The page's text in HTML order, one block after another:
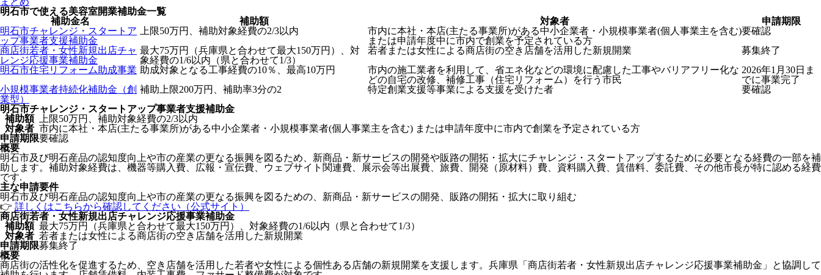
明石市で使える美容室開業補助金一覧
補助金名
補助額 対象者
申請期限
明石市チャレンジ・スタートア
ップ事業者支援補助金
上限50万円、補助対象経費の2/3以内
市内に本社・本店(主たる事業所)がある中小企業者・小規模事業者(個人事業主を含む)
または申請年度中に市内で創業を予定されている方
要確認
商店街若者・女性新規出店チャ
レンジ応援事業補助金
最大75万円（兵庫県と合わせて最大150万円）、対
象経費の1/6以内（県と合わせて1/3）
若者または女性による商店街の空き店舗を活用した新規開業
募集終了
明石市住宅リフォーム助成事業 助成対象となる工事経費の10％、最高10万円
市内の施工業者を利用して、省エネ化などの環境に配慮した工事やバリアフリー化な
どの自宅の改修、補修工事（住宅リフォーム）を行う市民
2026年1月30日ま
でに事業完了
小規模事業者持続化補助金（創
業型）
補助上限200万円、補助率3分の2 特定創業支援等事業による支援を受けた者
要確認
明石市チャレンジ・スタートアップ事業者支援補助金
補助額
上限50万円、補助対象経費の2/3以内
対象者 市内に本社・本店(主たる事業所)がある中小企業者・小規模事業者(個人事業主を含む) または申請年度中に市内で創業を予定されている方
申請期限要確認
概要
明石市及び明石産品の認知度向上や市の産業の更なる振興を図るため、新商品・新サービスの開発や販路の開拓・拡大にチャレンジ・スタートアップするために必要となる経費の一部を補
助します。補助対象経費は、機器等購入費、広報・宣伝費、ウェブサイト関連費、展示会等出展費、旅費、開発（原材料）費、資料購入費、賃借料、委託費、その他市長が特に認める経費
です.
主な申請要件
明石市及び明石産品の認知度向上や市の産業の更なる振興を図るための、新商品・新サービスの開発、販路の開拓・拡大に取り組む
👉 詳しくはこちらから確認してください（公式サイト）
商店街若者・女性新規出店チャレンジ応援事業補助金
補助額 最大75万円（兵庫県と合わせて最大150万円）、対象経費の1/6以内（県と合わせて1/3）
対象者 若者または女性による商店街の空き店舗を活用した新規開業
申請期限募集終了
概要
商店街の活性化を促進するため、空き店舗を活用した若者や女性による個性ある店舗の新規開業を支援します。兵庫県「商店街若者・女性新規出店チャレンジ応援事業補助金」と協調して